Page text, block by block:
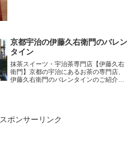
京都宇治の伊藤久右衛門のバレン
タイン
抹茶スイーツ・宇治茶専門店【伊藤久右
衛門】京都の宇治にあるお茶の専門店、
伊藤久右衛門のバレンタインのご紹介で
スポンサーリンク